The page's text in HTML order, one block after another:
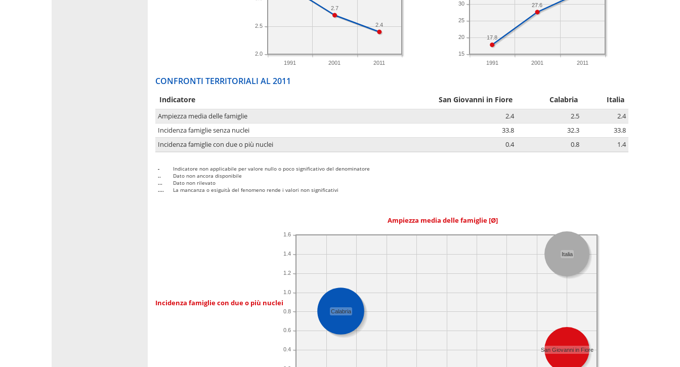
1991 2001 2011
2.0
2.5 2.4
2.7
1991 2001 2011
15
20
25
30 27.6
17.8
CONFRONTI TERRITORIALI AL 2011
Indicatore San Giovanni in Fiore Calabria Italia
Ampiezza media delle famiglie 2.4 2.5
2.4
Incidenza famiglie senza nuclei
33.8 32.3
33.8
Incidenza famiglie con due o più nuclei
0.4 0.8 1.4
-
Indicatore non applicabile per valore nullo o poco significativo del denominatore
..
Dato non ancora disponibile
...
Dato non rilevato
....
La mancanza o esiguità del fenomeno rende i valori non significativi
Ampiezza media delle famiglie [Ø]
Incidenza famiglie con due o più nuclei
0.4
0.6
0.8
1.0
1.2
1.4
1.6
Calabria
San Giovanni in Fiore
Italia